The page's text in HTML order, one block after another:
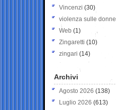
Vincenzi (30)
violenza sulle donne
Web (1)
Zingaretti (10)
zingari (14)
Archivi
Agosto 2026 (138)
Luglio 2026 (613)